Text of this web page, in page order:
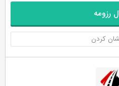
رزومه
کردن